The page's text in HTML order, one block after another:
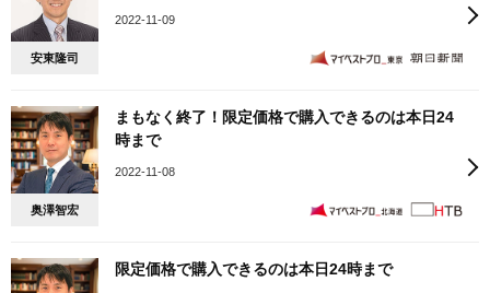
安東隆司
2022-11-09
奥澤智宏
まもなく終了！限定価格で購入できるのは本日24
時まで
2022-11-08
限定価格で購入できるのは本日24時まで